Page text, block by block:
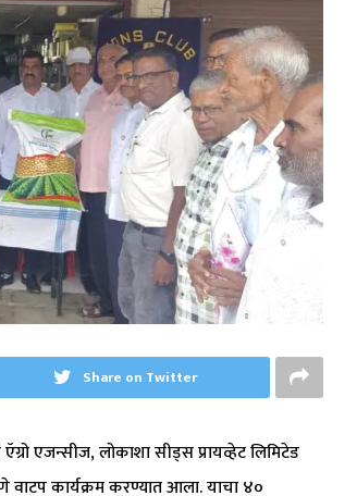
Share on Twitter
एजन्सीज, लोकाशा सीड्स प्रायव्हेट लिमिटेड
वाटप कार्यक्रम करण्यात आला. याचा ४०